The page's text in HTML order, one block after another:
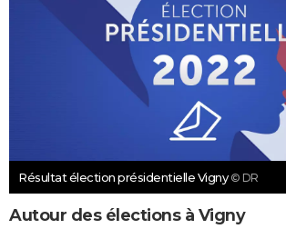
Résultat élection présidentielle Vigny © DR
Autour des élections à Vigny